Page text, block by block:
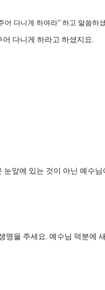
어 다니게 하여라” 하고 말씀하
다니게 하라고 하셨지요.
눈앞에 있는 것이 아닌 예수
명을 주세요. 예수님 덕분에